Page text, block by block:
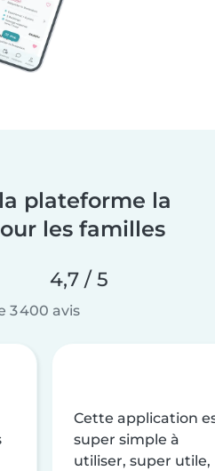
plateforme la
les familles
4,7 / 5
3 400 avis
Cette application
super simple à
utiliser, super utile,